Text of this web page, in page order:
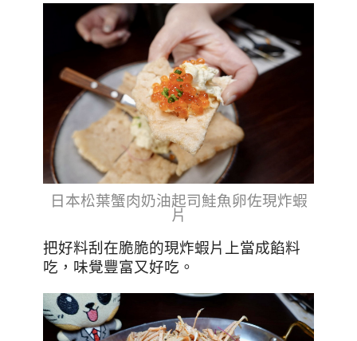
日本松葉蟹肉奶油起司鮭魚卵佐現炸蝦
片
把好料刮在脆脆的現炸蝦片上當成餡料
吃，味覺豐富又好吃。